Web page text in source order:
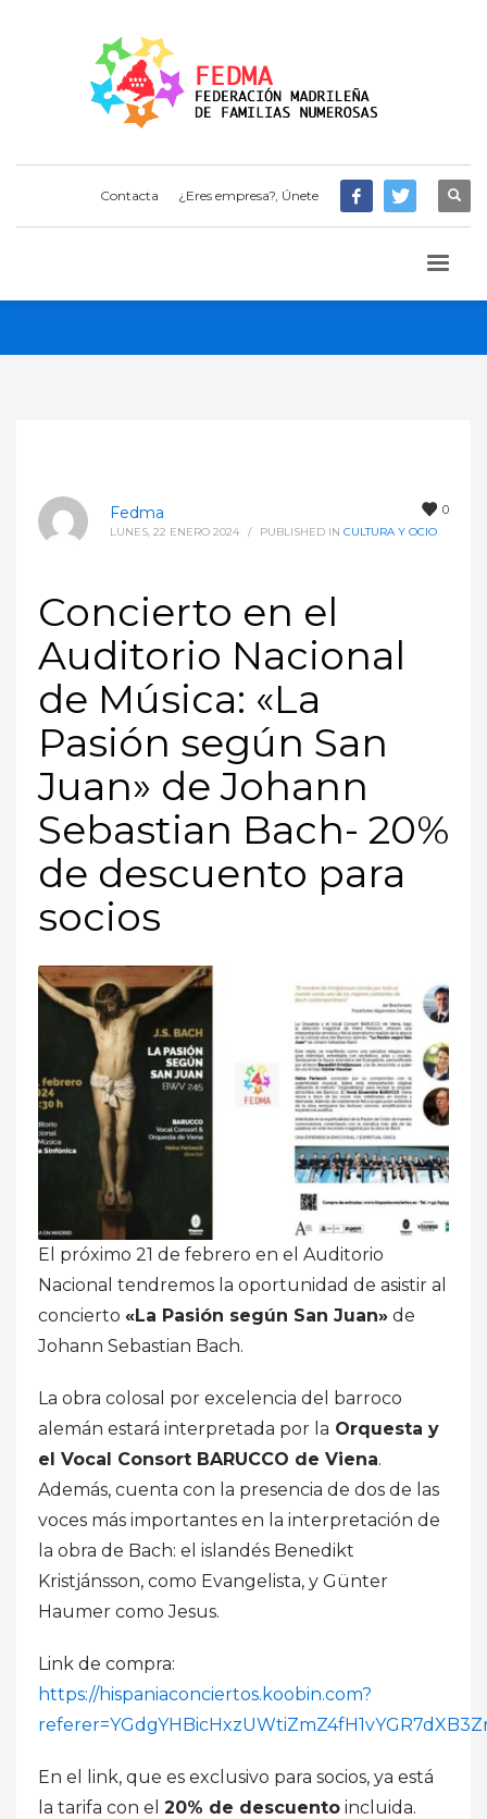
Contacta ¿Eres empresa?, Únete
0
Fedma
LUNES, 22 ENERO 2024 / PUBLISHED IN CULTURA Y OCIO
Concierto en el
Auditorio Nacional
de Música: «La
Pasión según San
Juan» de Johann
Sebastian Bach- 20%
de descuento para
socios
El próximo 21 de febrero en el Auditorio
Nacional tendremos la oportunidad de asistir al
concierto «La Pasión según San Juan» de
Johann Sebastian Bach.
La obra colosal por excelencia del barroco
alemán estará interpretada por la Orquesta y
el Vocal Consort BARUCCO de Viena.
Además, cuenta con la presencia de dos de las
voces más importantes en la interpretación de
la obra de Bach: el islandés Benedikt
Kristjánsson, como Evangelista, y Günter
Haumer como Jesus.
Link de compra:
https://hispaniaconciertos.koobin.com?
En el link, que es exclusivo para socios, ya está
la tarifa con el 20% de descuento incluida.